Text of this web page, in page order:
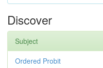
Discover
Subject
Ordered Probit